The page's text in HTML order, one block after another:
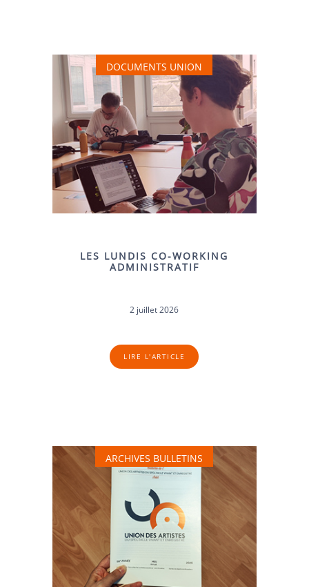
DOCUMENTS UNION
LES LUNDIS CO-WORKING
ADMINISTRATIF
2 juillet 2026
LIRE L'ARTICLE
ARCHIVES BULLETINS